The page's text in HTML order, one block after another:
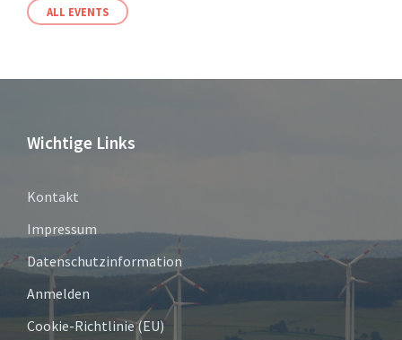
ALL EVENTS
Wichtige Links
Kontakt
Impressum
Datenschutzinformation
Anmelden
Cookie-Richtlinie (EU)